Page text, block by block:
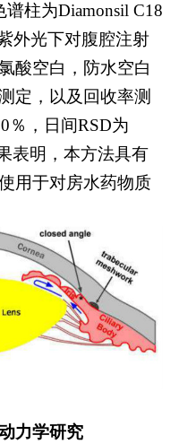
柱为Diamonsil C18
外光下对腹腔注射
酸空白，防水空白
定，以及回收率测
％，日间RSD为
表明，本方法具有
用于对房水药物质
力学研究